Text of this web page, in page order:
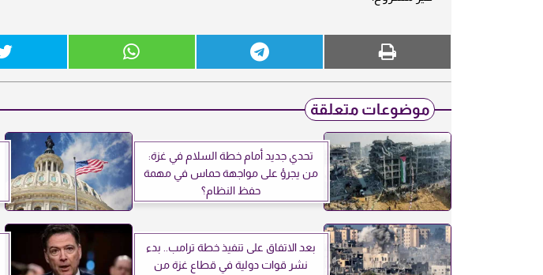
موضوعات متعلقة
تحدي جديد أمام خطة السلام في غزة:
من يجرؤ على مواجهة حماس في مهمة
حفظ النظام؟
بعد الاتفاق على تنفيذ خطة ترامب.. بدء
نشر قوات دولية في قطاع غزة من